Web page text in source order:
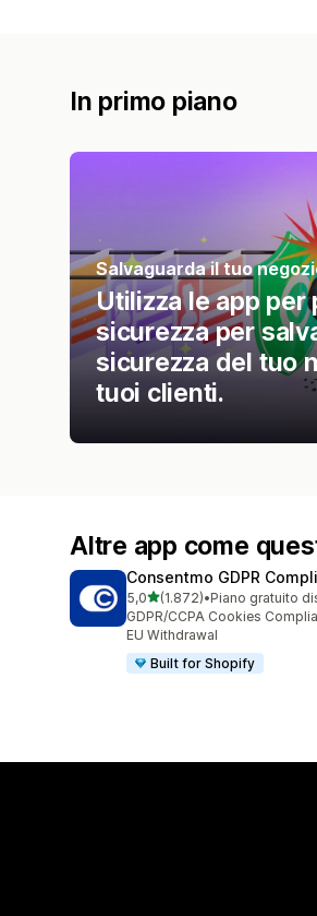
In primo piano
Salvaguarda il tuo
Utilizza le app per
sicurezza per
sicurezza del tuo
tuoi clienti.
Altre app come
Consentmo GDPR
5,0stelle su 5
(1.872)
1872 recensioni totali
•Piano gratuito
GDPR/CCPA Cookies
EU Withdrawal
Built for Shopify